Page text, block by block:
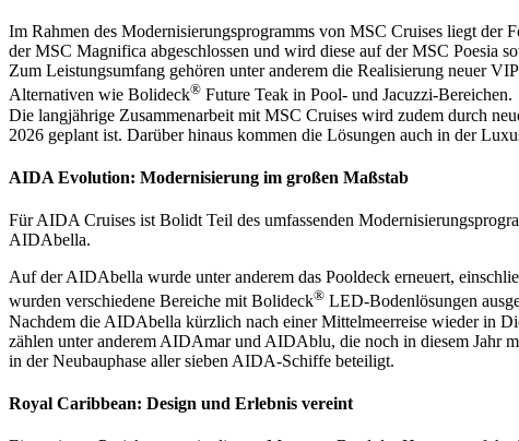
Im Rahmen des Modernisierungsprogramms von MSC Cruises liegt
der MSC Magnifica abgeschlossen und wird diese auf der MSC Poesia
Zum Leistungsumfang gehören unter anderem die Realisierung neuer
Alternativen wie Bolideck® Future Teak in Pool- und Jacuzzi-Bereichen.
Die langjährige Zusammenarbeit mit MSC Cruises wird zudem durch
2026 geplant ist. Darüber hinaus kommen die Lösungen auch in der
AIDA Evolution: Modernisierung im großen Maßstab
Für AIDA Cruises ist Bolidt Teil des umfassenden
AIDAbella.
Auf der AIDAbella wurde unter anderem das Pooldeck erneuert,
wurden verschiedene Bereiche mit Bolideck® LED-Bodenlösungen
Nachdem die AIDAbella kürzlich nach einer Mittelmeerreise wieder in
zählen unter anderem AIDAmar und AIDAblu, die noch in diesem Jahr
in der Neubauphase aller sieben AIDA-Schiffe beteiligt.
Royal Caribbean: Design und Erlebnis vereint